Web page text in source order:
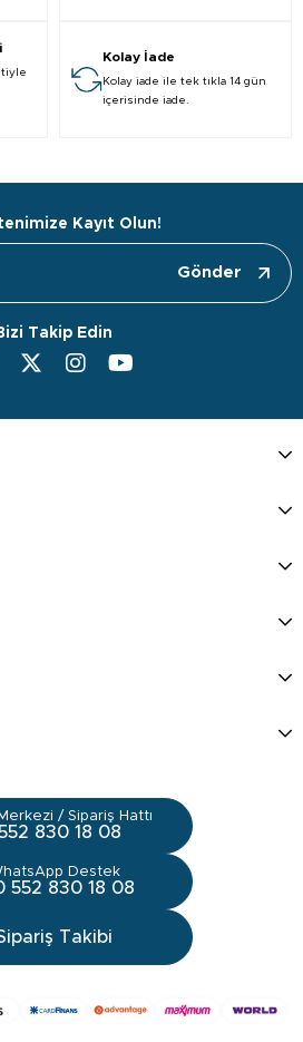
Kolay İade
Kolay iade ile tek tıkla 14 gün
içerisinde iade.
Kayıt Olun!
Gönder
Takip Edin
/ Sipariş Hattı
830 18 08
Destek
552 830 18 08
Takibi